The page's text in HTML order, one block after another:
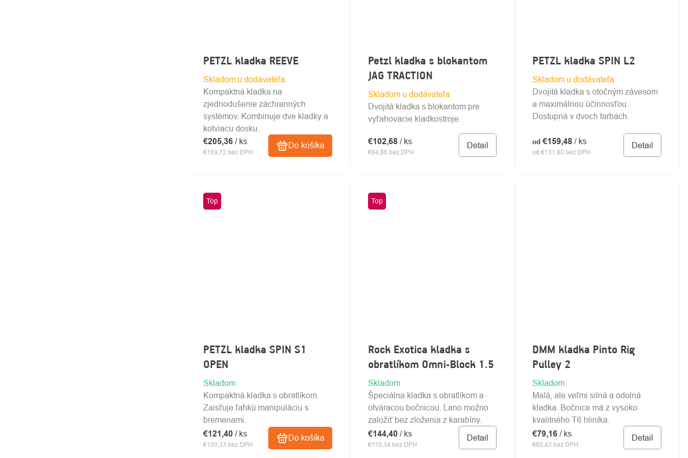
PETZL kladka REEVE
Skladom u dodávateľa
€169,72 bez DPH
€205,36 / ks Do košíka
Kompaktná kladka na
zjednodušenie záchranných
systémov. Kombinuje dve kladky a
kotviacu dosku.
Petzl kladka s blokantom
JAG TRACTION
Skladom u dodávateľa
€84,86 bez DPH
€102,68 / ks Detail
Dvojitá kladka s blokantom pre
vyťahovacie kladkostroje.
PETZL kladka SPIN L2
Skladom u dodávateľa
od €131,80 bez DPH
od €159,48/ ks Detail
Dvojitá kladka s otočným závesom
a maximálnou účinnosťou.
Dostupná v dvoch farbách.
Top
PETZL kladka SPIN S1
OPEN
Skladom
€100,33 bez DPH
€121,40 / ks Do košíka
Kompaktná kladka s obratlíkom.
Zaisťuje ľahkú manipuláciu s
bremenami.
Top
Rock Exotica kladka s
obratlíkom Omni-Block 1.5
Skladom
€119,34 bez DPH
€144,40 / ks Detail
Špeciálna kladka s obratlíkom a
otváracou bočnicou. Lano možno
založiť bez zloženia z karabíny.
DMM kladka Pinto Rig
Pulley 2
Skladom
€65,42 bez DPH
€79,16/ ks Detail
Malá, ale veľmi silná a odolná
kladka. Bočnice má z vysoko
kvalitného T6 hliníka.